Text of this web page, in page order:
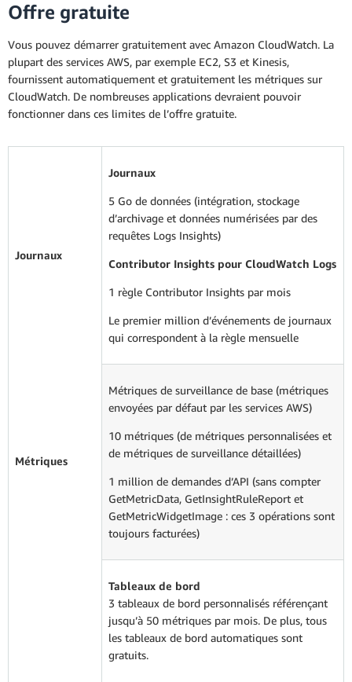
Offre gratuite
Vous pouvez démarrer gratuitement avec Amazon CloudWatch. La
plupart des services AWS, par exemple EC2, S3 et Kinesis,
fournissent automatiquement et gratuitement les métriques sur
CloudWatch. De nombreuses applications devraient pouvoir
fonctionner dans ces limites de l’offre gratuite.
Journaux
Journaux
5 Go de données (intégration, stockage
d’archivage et données numérisées par des
requêtes Logs Insights)
Contributor Insights pour CloudWatch Logs
1 règle Contributor Insights par mois
Le premier million d’événements de journaux
qui correspondent à la règle mensuelle
Métriques
Métriques de surveillance de base (métriques
envoyées par défaut par les services AWS)
10 métriques (de métriques personnalisées et
de métriques de surveillance détaillées)
1 million de demandes d’API (sans compter
GetMetricData, GetInsightRuleReport et
GetMetricWidgetImage : ces 3 opérations sont
toujours facturées)
Tableaux de bord
3 tableaux de bord personnalisés référençant
jusqu’à 50 métriques par mois. De plus, tous
les tableaux de bord automatiques sont
gratuits.